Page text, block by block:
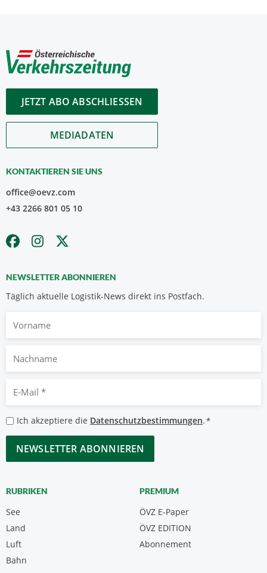
JETZT ABO ABSCHLIESSEN
MEDIADATEN
KONTAKTIEREN SIE UNS
office@oevz.com
+43 2266 801 05 10
NEWSLETTER ABONNIEREN
Täglich aktuelle Logistik-News direkt ins Postfach.
Nachname
Mail
*
Datenschutzbestimmungen
*
Ich akzeptiere die Datenschutzbestimmungen.*
CAPTCHA
RUBRIKEN
See
Land
Luft
Bahn
PREMIUM
ÖVZ E-Paper
Abonnement
ÖVZ EDITION